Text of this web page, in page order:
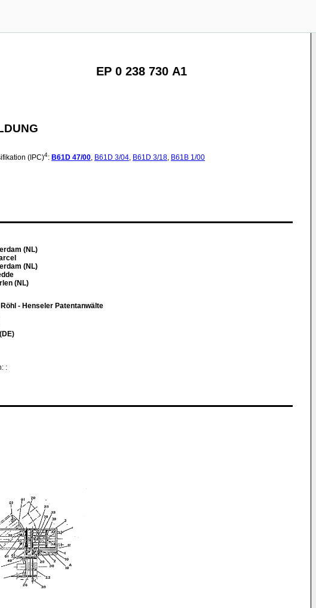
EP 0 238 730 A1
(IPC)4: B61D 47/00, B61D 3/04, B61D 3/18, B61B 1/00
(NL)
(NL)
(NL)
- Henseler Patentanwälte
: